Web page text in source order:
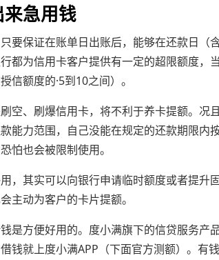
急用钱
要保证在账单日出账后，能够在还款日（
都为信用卡客户提供有一定的超限额度，
信额度的·5到10之间）。
空、刷爆信用卡，将不利于养卡提额。况
能力范围，自己没能在规定的还款期限内
怕也会被限制使用。
，其实可以向银行申请临时额度或者提升
主动为客户的卡片提额。
是方便好用的。度小满旗下的信贷服务产
钱就上度小满APP（下面官方测额）。有